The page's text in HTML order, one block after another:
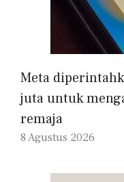
Meta
juta untuk
remaja
8 Agustus 2026